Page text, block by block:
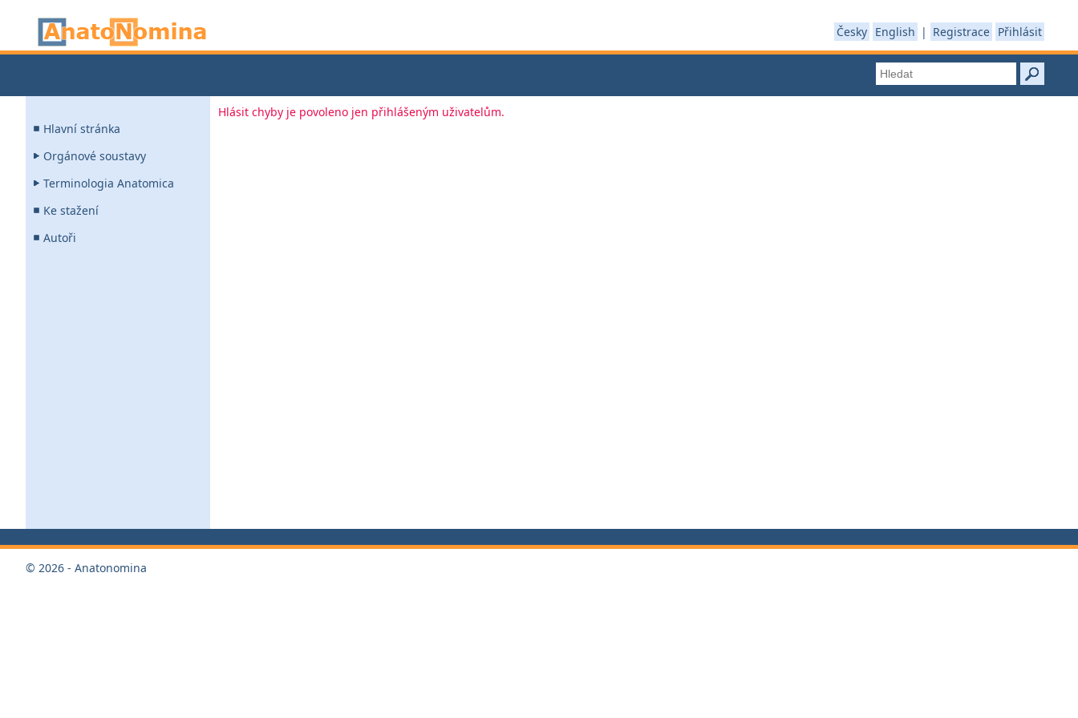
Česky English | Registrace Přihlásit
Hlavní stránka
Orgánové soustavy
Terminologia Anatomica
Ke stažení
Autoři
Hlásit chyby je povoleno jen přihlášeným uživatelům.
© 2026 - Anatonomina